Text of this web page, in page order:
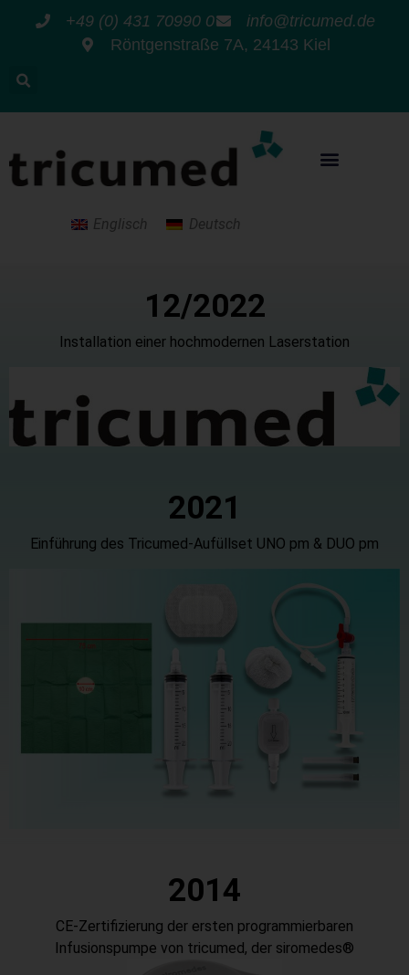
+49 (0) 431 70990 0
info@tricumed.de
Röntgenstraße 7A, 24143 Kiel
Englisch Deutsch
12/2022
Installation einer hochmodernen Laserstation
2021
Einführung des Tricumed-Aufüllset UNO pm & DUO pm
2014
CE-Zertifizierung der ersten programmierbaren
Infusionspumpe von tricumed, der siromedes®